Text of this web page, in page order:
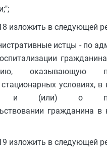
изложить в следующей
истцы - по
оказывающую
условиях, в
и (или) о
гражданина в
изложить в следующей